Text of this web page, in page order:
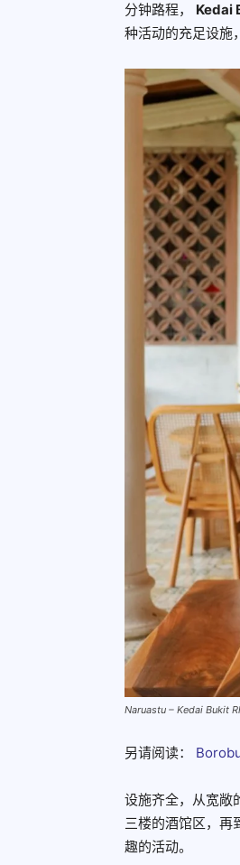
分钟路程， Kedai
种活动的充足设施
Naruastu – Kedai Bukit
另请阅读：
设施齐全，从宽敞
三楼的酒馆区，再
趣的活动。